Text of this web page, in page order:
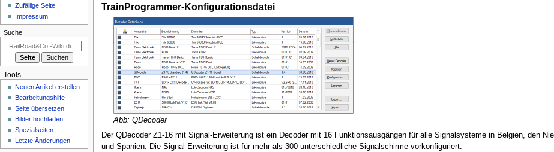
TrainProgrammer-Konfigurationsdatei
Abb: QDecoder
Der QDecoder Z1-16 mit Signal-Erweiterung ist ein Decoder mit 16 Funktionsausgängen für alle Signalsysteme in Belgien, den
und Spanien. Die Signal Erweiterung ist für mehr als 300 unterschiedliche Signalschirme vorkonfiguriert.
i
o
m
Zufällige Seite
Impressum
Suche
Tools
Neuen Artikel erstellen
Bearbeitungshilfe
Seite übersetzen
Bilder hochladen
Spezialseiten
Letzte Änderungen